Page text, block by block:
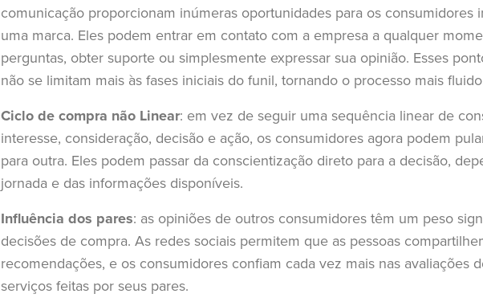
comunicação proporcionam inúmeras oportunidades para os consumidores
uma marca. Eles podem entrar em contato com a empresa a qualquer
perguntas, obter suporte ou simplesmente expressar sua opinião. Esses
não se limitam mais às fases iniciais do funil, tornando o processo mais
Ciclo de compra não Linear: em vez de seguir uma sequência linear de
interesse, consideração, decisão e ação, os consumidores agora podem
para outra. Eles podem passar da conscientização direto para a decisão,
jornada e das informações disponíveis.
Influência dos pares: as opiniões de outros consumidores têm um peso
decisões de compra. As redes sociais permitem que as pessoas
recomendações, e os consumidores confiam cada vez mais nas avaliações
serviços feitas por seus pares.